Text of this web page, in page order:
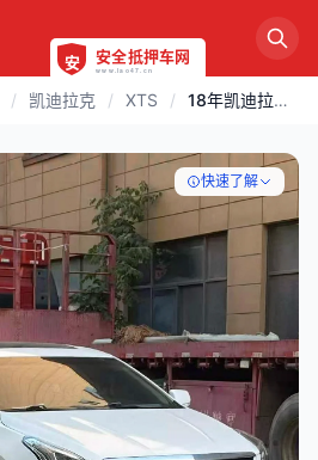
/ 凯迪拉克 / XTS / 18年凯迪拉克XTS
快速了解